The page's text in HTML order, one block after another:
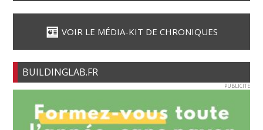
VOIR LE MÉDIA-KIT DE CHRONIQUES
BUILDINGLAB.FR
PUBLICITE